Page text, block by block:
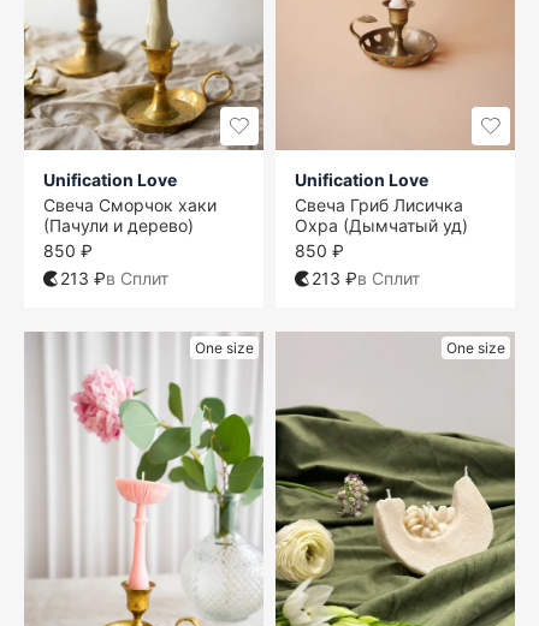
Unification Love
Свеча Сморчок хаки
(Пачули и дерево)
850 ₽
213 ₽в Сплит
Unification Love
Свеча Гриб Лисичка
Охра (Дымчатый уд)
850 ₽
213 ₽в Сплит
One size One size